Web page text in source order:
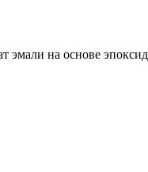
эмали на основе